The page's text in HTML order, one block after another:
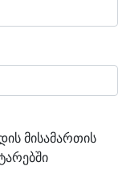
მისამართის